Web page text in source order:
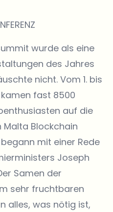
wurde als eine
des Jahres
nicht. Vom 1. bis
kamen fast 8500
auf die
Malta Blockchain
mit einer Rede
Joseph
Samen der
sehr fruchtbaren
alles, was nötig ist,